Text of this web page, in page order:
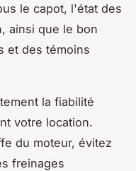
le capot, l'état des
ainsi que le bon
et des témoins
la fiabilité
votre location.
du moteur, évitez
freinages